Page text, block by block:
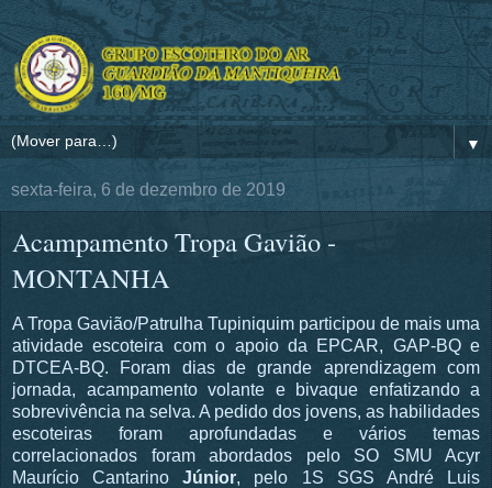
▼
sexta-feira, 6 de dezembro de 2019
Acampamento Tropa Gavião -
MONTANHA
A Tropa Gavião/Patrulha Tupiniquim participou de mais uma
atividade escoteira com o apoio da EPCAR, GAP-BQ e
DTCEA-BQ. Foram dias de grande aprendizagem com
jornada, acampamento volante e bivaque enfatizando a
sobrevivência na selva. A pedido dos jovens, as habilidades
escoteiras foram aprofundadas e vários temas
correlacionados foram abordados pelo SO SMU Acyr
Maurício CantarinoJúnior, pelo 1S SGS André Luis